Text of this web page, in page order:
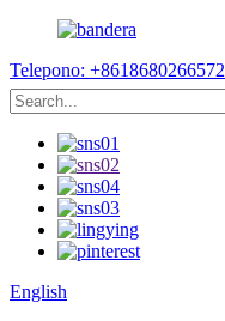
Telepono: +8618680266572
English